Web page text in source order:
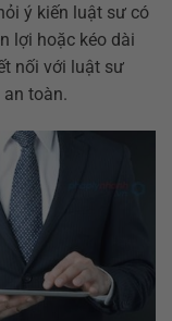
ý kiến luật sư có
lợi hoặc kéo dài
nối với luật sư
toàn.